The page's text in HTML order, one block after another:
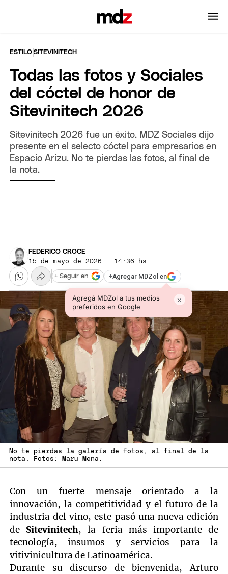
ESTILO |SITEVINITECH
Todas las fotos y Sociales
del cóctel de honor de
Sitevinitech 2026
Sitevinitech 2026 fue un éxito. MDZ Sociales dijo
presente en el selecto cóctel para empresarios en
Espacio Arizu. No te pierdas las fotos, al final de
la nota.
FEDERICO CROCE
15 de mayo de 2026 · 14:36 hs
+Agregar MDZol en
Agregá MDZol a tus medios
preferidos en Google
×
+ Seguir en
No te pierdas la galería de fotos, al final de la
nota. Fotos: Maru Mena.
Con un fuerte mensaje orientado a la
innovación, la competitividad y el futuro de la
industria del vino, este pasó una nueva edición
de Sitevinitech, la feria más importante de
tecnología, insumos y servicios para la
vitivinicultura de Latinoamérica.
Durante su discurso de bienvenida, Arturo